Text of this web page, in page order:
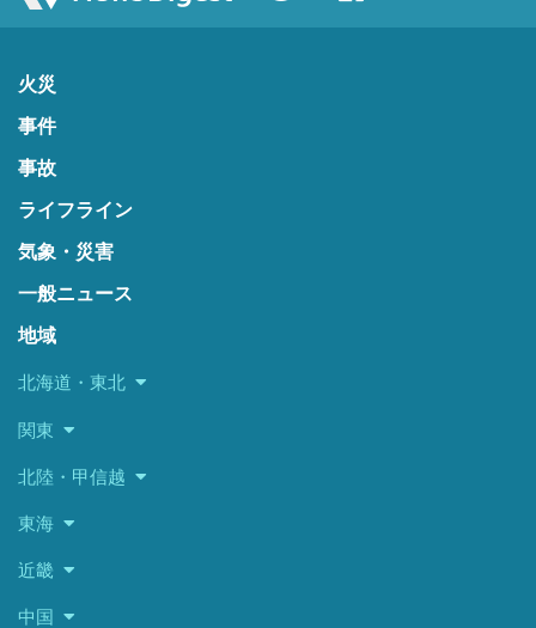
火災
事件
事故
ライフライン
気象・災害
一般ニュース
地域
北海道・東北
関東
北陸・甲信越
東海
近畿
中国